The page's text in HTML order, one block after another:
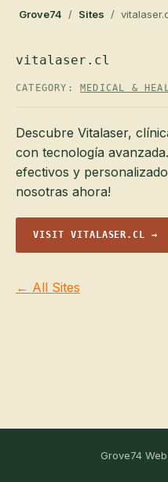
Grove74 / Sites /
vitalaser.cl
CATEGORY: MEDICAL &
Descubre Vitalaser,
con tecnología
efectivos y
nosotras ahora!
VISIT VITALASER.CL →
← All Sites
Grove74